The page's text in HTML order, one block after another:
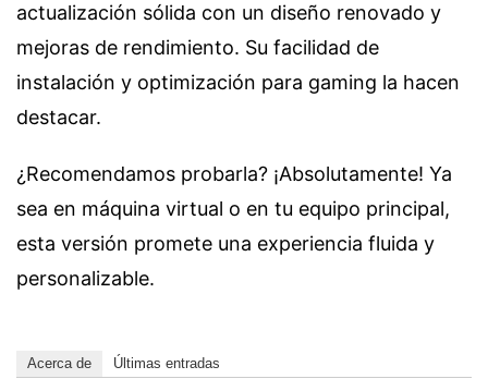
actualización sólida con un diseño renovado y
mejoras de rendimiento. Su facilidad de
instalación y optimización para gaming la hacen
destacar.
¿Recomendamos probarla? ¡Absolutamente! Ya
sea en máquina virtual o en tu equipo principal,
esta versión promete una experiencia fluida y
personalizable.
Acerca de Últimas entradas